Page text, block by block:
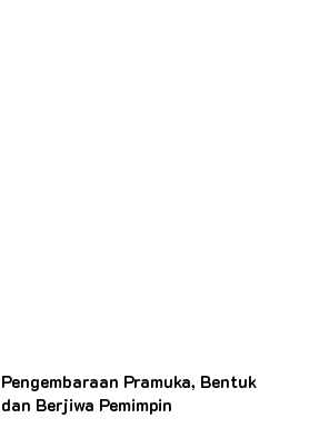
Pramuka, Bentuk
Berjiwa Pemimpin